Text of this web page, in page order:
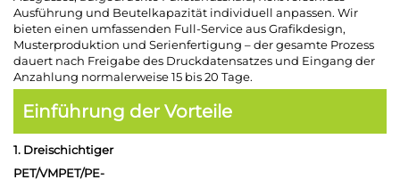
Ausführung und Beutelkapazität individuell anpassen. Wir
bieten einen umfassenden Full-Service aus Grafikdesign,
Musterproduktion und Serienfertigung – der gesamte Prozess
dauert nach Freigabe des Druckdatensatzes und Eingang der
Anzahlung normalerweise 15 bis 20 Tage.
Einführung der Vorteile
1. Dreischichtiger
PET/VMPET/PE-